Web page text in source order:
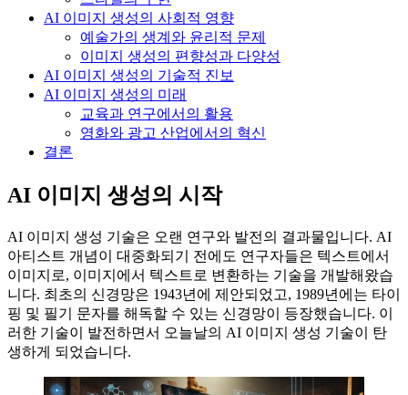
AI 이미지 생성의 사회적 영향
예술가의 생계와 윤리적 문제
이미지 생성의 편향성과 다양성
AI 이미지 생성의 기술적 진보
AI 이미지 생성의 미래
교육과 연구에서의 활용
영화와 광고 산업에서의 혁신
결론
AI 이미지 생성의 시작
AI 이미지 생성 기술은 오랜 연구와 발전의 결과물입니다. AI
아티스트 개념이 대중화되기 전에도 연구자들은 텍스트에서
이미지로, 이미지에서 텍스트로 변환하는 기술을 개발해왔습
니다. 최초의 신경망은 1943년에 제안되었고, 1989년에는 타이
핑 및 필기 문자를 해독할 수 있는 신경망이 등장했습니다. 이
러한 기술이 발전하면서 오늘날의 AI 이미지 생성 기술이 탄
생하게 되었습니다.